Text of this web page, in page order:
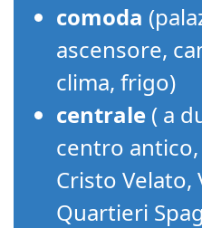
comoda
ascensore,
clima, frigo)
centrale ( a
centro
Cristo Velato,
Quartieri